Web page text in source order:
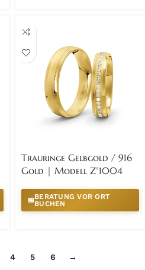
Trauringe Gelbgold / 916
Gold | Modell Z°1004
📅BERATUNG VOR ORT
BUCHEN
4 5 6 →